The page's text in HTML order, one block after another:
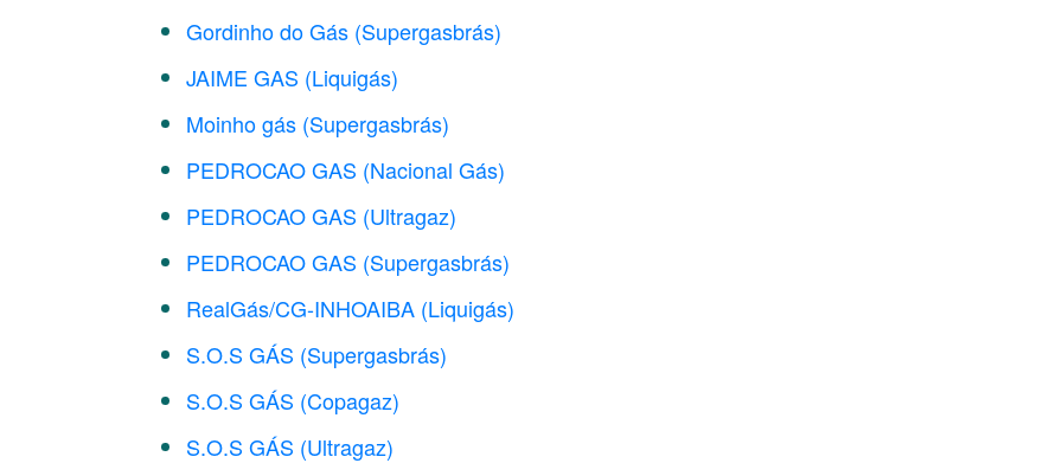
Gordinho do Gás (Supergasbrás)
JAIME GAS (Liquigás)
Moinho gás (Supergasbrás)
PEDROCAO GAS (Nacional Gás)
PEDROCAO GAS (Ultragaz)
PEDROCAO GAS (Supergasbrás)
RealGás/CG-INHOAIBA (Liquigás)
S.O.S GÁS (Supergasbrás)
S.O.S GÁS (Copagaz)
S.O.S GÁS (Ultragaz)